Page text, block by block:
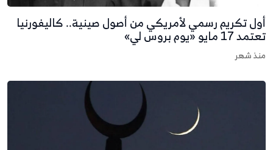
تكريم رسمي لأمريكي من أصول صينية.. كاليفورنيا
17 مايو «يوم بروس لي»
شهر